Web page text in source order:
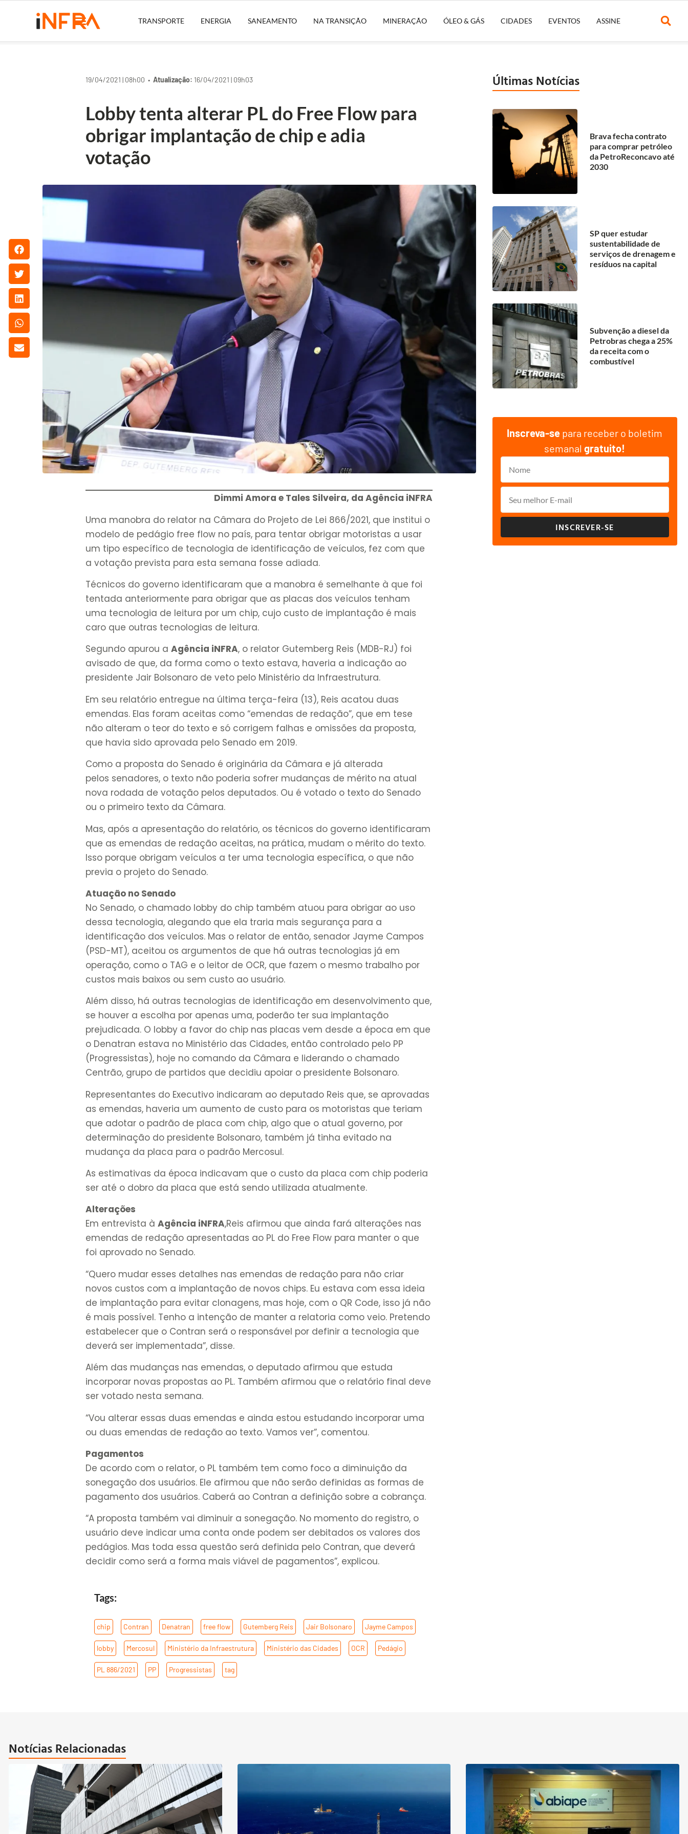
TRANSPORTE ENERGIA SANEAMENTO NA TRANSIÇÃO MINERAÇÃO ÓLEO & GÁS CIDADES EVENTOS ASSINE
19/04/2021 | 08h00 •Atualização: 16/04/2021 | 09h03
Lobby tenta alterar PL do Free Flow para
obrigar implantação de chip e adia
votação
Dimmi Amora e Tales Silveira, da Agência iNFRA
Uma manobra do relator na Câmara do Projeto de Lei 866/2021, que institui o
modelo de pedágio free flow no país, para tentar obrigar motoristas a usar
um tipo específico de tecnologia de identificação de veículos, fez com que
a votação prevista para esta semana fosse adiada.
Técnicos do governo identificaram que a manobra é semelhante à que foi
tentada anteriormente para obrigar que as placas dos veículos tenham
uma tecnologia de leitura por um chip, cujo custo de implantação é mais
caro que outras tecnologias de leitura.
Segundo apurou aAgência iNFRA, o relator Gutemberg Reis (MDB-RJ) foi
avisado de que, da forma como o texto estava, haveria a indicação ao
presidente Jair Bolsonaro de veto pelo Ministério da Infraestrutura.
Em seu relatório entregue na última terça-feira (13), Reis acatou duas
emendas. Elas foram aceitas como “emendas de redação”, que em tese
não alteram o teor do texto e só corrigem falhas e omissões da proposta,
que havia sido aprovada pelo Senado em 2019.
Como a proposta do Senado é originária da Câmara e já alterada
pelos senadores, o texto não poderia sofrer mudanças de mérito na atual
nova rodada de votação pelos deputados. Ou é votado o texto do Senado
ou o primeiro texto da Câmara.
Mas, após a apresentação do relatório, os técnicos do governo identificaram
que as emendas de redação aceitas, na prática, mudam o mérito do texto.
Isso porque obrigam veículos a ter uma tecnologia específica, o que não
previa o projeto do Senado.
Atuação no Senado
No Senado, o chamado lobby do chip também atuou para obrigar ao uso
dessa tecnologia, alegando que ela traria mais segurança para a
identificação dos veículos. Mas o relator de então, senador Jayme Campos
(PSD-MT), aceitou os argumentos de que há outras tecnologias já em
operação, como o TAG e o leitor de OCR, que fazem o mesmo trabalho por
custos mais baixos ou sem custo ao usuário.
Além disso, há outras tecnologias de identificação em desenvolvimento que,
se houver a escolha por apenas uma, poderão ter sua implantação
prejudicada. O lobby a favor do chip nas placas vem desde a época em que
o Denatran estava no Ministério das Cidades, então controlado pelo PP
(Progressistas), hoje no comando da Câmara e liderando o chamado
Centrão, grupo de partidos que decidiu apoiar o presidente Bolsonaro.
Representantes do Executivo indicaram ao deputado Reis que, se aprovadas
as emendas, haveria um aumento de custo para os motoristas que teriam
que adotar o padrão de placa com chip, algo que o atual governo, por
determinação do presidente Bolsonaro, também já tinha evitado na
mudança da placa para o padrão Mercosul.
As estimativas da época indicavam que o custo da placa com chip poderia
ser até o dobro da placa que está sendo utilizada atualmente.
Alterações
Em entrevista àAgência iNFRA,Reis afirmou que ainda fará alterações nas
emendas de redação apresentadas ao PL do Free Flow para manter o que
foi aprovado no Senado.
“Quero mudar esses detalhes nas emendas de redação para não criar
novos custos com a implantação de novos chips. Eu estava com essa ideia
de implantação para evitar clonagens, mas hoje, com o QR Code, isso já não
é mais possível. Tenho a intenção de manter a relatoria como veio. Pretendo
estabelecer que o Contran será o responsável por definir a tecnologia que
deverá ser implementada”, disse.
Além das mudanças nas emendas, o deputado afirmou que estuda
incorporar novas propostas ao PL. Também afirmou que o relatório final deve
ser votado nesta semana.
“Vou alterar essas duas emendas e ainda estou estudando incorporar uma
ou duas emendas de redação ao texto. Vamos ver”, comentou.
Pagamentos
De acordo com o relator, o PL também tem como foco a diminuição da
sonegação dos usuários. Ele afirmou que não serão definidas as formas de
pagamento dos usuários. Caberá ao Contran a definição sobre a cobrança.
“A proposta também vai diminuir a sonegação. No momento do registro, o
usuário deve indicar uma conta onde podem ser debitados os valores dos
pedágios. Mas toda essa questão será definida pelo Contran, que deverá
decidir como será a forma mais viável de pagamentos”, explicou.
Tags:
chip Contran Denatran free flow Gutemberg Reis Jair Bolsonaro Jayme Campos
lobby Mercosul Ministério da Infraestrutura Ministério das Cidades OCR Pedágio
PL 886/2021 PP Progressistas tag
Últimas Notícias
Brava fecha contrato
para comprar petróleo
da PetroReconcavo até
2030
SP quer estudar
sustentabilidade de
serviços de drenagem e
resíduos na capital
Subvenção a diesel da
Petrobras chega a 25%
da receita com o
combustível
Inscreva-se para receber o boletim
semanalgratuito!
INSCREVER-SE
Notícias Relacionadas